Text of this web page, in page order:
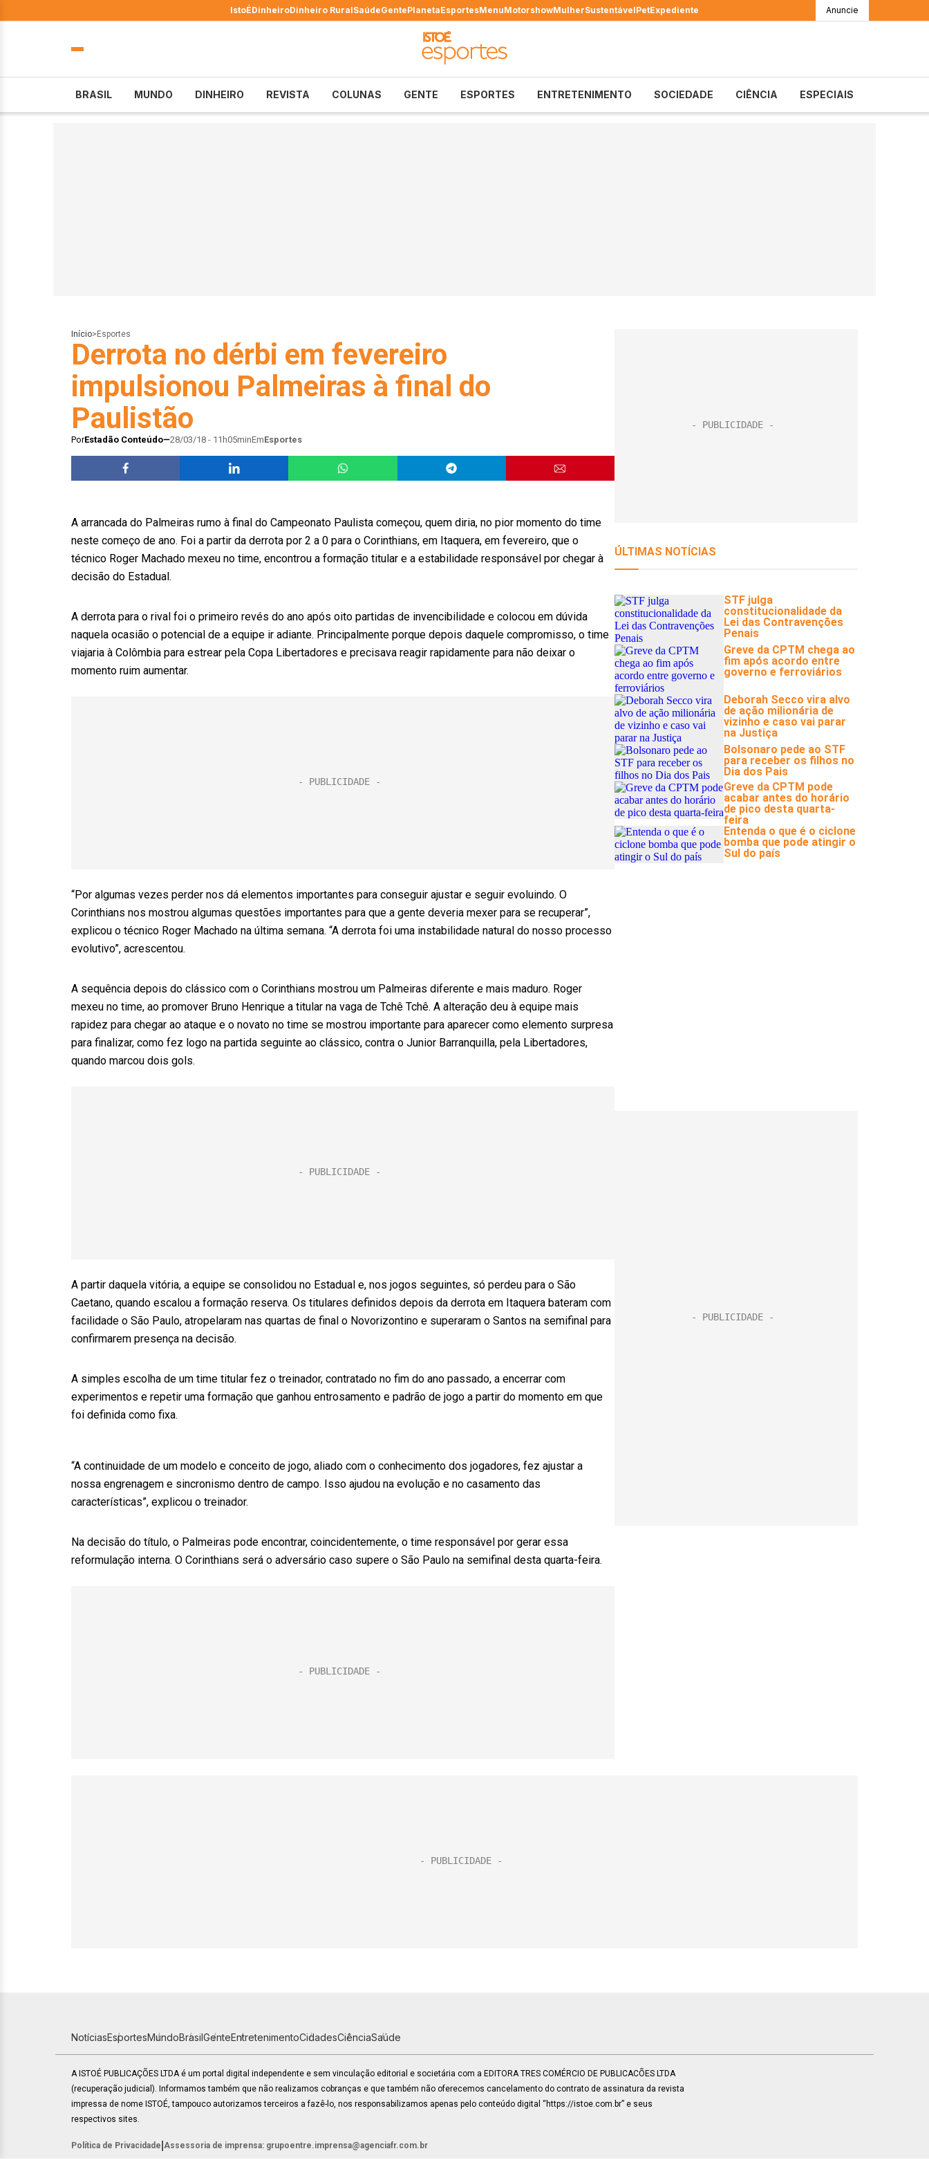
IstoÉDinheiroDinheiro RuralSaúdeGentePlanetaEsportesMenuMotorshowMulherSustentávelPetExpediente Anuncie
BRASIL MUNDO DINHEIRO REVISTA COLUNAS GENTE ESPORTES ENTRETENIMENTO SOCIEDADE CIÊNCIA ESPECIAIS
Início> Esportes
Derrota no dérbi em fevereiro
impulsionou Palmeiras à final do
Paulistão
PorEstadão Conteúdo 28/03/18 - 11h05minEmEsportes
A arrancada do Palmeiras rumo à final do Campeonato Paulista começou, quem diria, no pior momento do time
neste começo de ano. Foi a partir da derrota por 2 a 0 para o Corinthians, em Itaquera, em fevereiro, que o
técnico Roger Machado mexeu no time, encontrou a formação titular e a estabilidade responsável por chegar à
decisão do Estadual.
A derrota para o rival foi o primeiro revés do ano após oito partidas de invencibilidade e colocou em dúvida
naquela ocasião o potencial de a equipe ir adiante. Principalmente porque depois daquele compromisso, o time
viajaria à Colômbia para estrear pela Copa Libertadores e precisava reagir rapidamente para não deixar o
momento ruim aumentar.
“Por algumas vezes perder nos dá elementos importantes para conseguir ajustar e seguir evoluindo. O
Corinthians nos mostrou algumas questões importantes para que a gente deveria mexer para se recuperar”,
explicou o técnico Roger Machado na última semana. “A derrota foi uma instabilidade natural do nosso processo
evolutivo”, acrescentou.
A sequência depois do clássico com o Corinthians mostrou um Palmeiras diferente e mais maduro. Roger
mexeu no time, ao promover Bruno Henrique a titular na vaga de Tchê Tchê. A alteração deu à equipe mais
rapidez para chegar ao ataque e o novato no time se mostrou importante para aparecer como elemento surpresa
para finalizar, como fez logo na partida seguinte ao clássico, contra o Junior Barranquilla, pela Libertadores,
quando marcou dois gols.
A partir daquela vitória, a equipe se consolidou no Estadual e, nos jogos seguintes, só perdeu para o São
Caetano, quando escalou a formação reserva. Os titulares definidos depois da derrota em Itaquera bateram com
facilidade o São Paulo, atropelaram nas quartas de final o Novorizontino e superaram o Santos na semifinal para
confirmarem presença na decisão.
A simples escolha de um time titular fez o treinador, contratado no fim do ano passado, a encerrar com
experimentos e repetir uma formação que ganhou entrosamento e padrão de jogo a partir do momento em que
foi definida como fixa.
“A continuidade de um modelo e conceito de jogo, aliado com o conhecimento dos jogadores, fez ajustar a
nossa engrenagem e sincronismo dentro de campo. Isso ajudou na evolução e no casamento das
características”, explicou o treinador.
Na decisão do título, o Palmeiras pode encontrar, coincidentemente, o time responsável por gerar essa
reformulação interna. O Corinthians será o adversário caso supere o São Paulo na semifinal desta quarta-feira.
NotíciasEsportesMundoBrasilGenteEntretenimentoCidadesCiênciaSaúde
A ISTOÉ PUBLICAÇÕES LTDA é um portal digital independente e sem vinculação editorial e societária com a EDITORA TRES COMÉRCIO DE PUBLICACÕES LTDA
(recuperação judicial). Informamos também que não realizamos cobranças e que também não oferecemos cancelamento do contrato de assinatura da revista
impressa de nome ISTOÉ, tampouco autorizamos terceiros a fazê-lo, nos responsabilizamos apenas pelo conteúdo digital “https://istoe.com.br” e seus
respectivos sites.
Política de Privacidade Assessoria de imprensa: grupoentre.imprensa@agenciafr.com.br